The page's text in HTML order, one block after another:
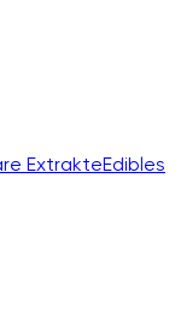
ExtrakteEdibles